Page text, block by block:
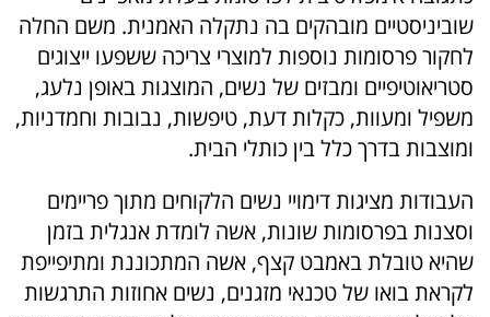
שוביניסטיים מובהקים בה נתקלה האמנית. משם החלה
לחקור פרסומות נוספות למוצרי צריכה ששפעו ייצוגים
סטריאוטיפיים ומבזים של נשים, המוצגות באופן נלעג,
משפיל ומעוות, כקלות דעת, טיפשות, נבובות וחמדניות,
ומוצבות בדרך כלל בין כותלי הבית.
העבודות מציגות דימויי נשים הלקוחים מתוך פריימים
וסצנות בפרסומות שונות, אשה לומדת אנגלית בזמן
שהיא טובלת באמבט קצף, אשה המתכוננת ומתיפייפת
לקראת בואו של טכנאי מזגנים, נשים אחוזות התרגשות